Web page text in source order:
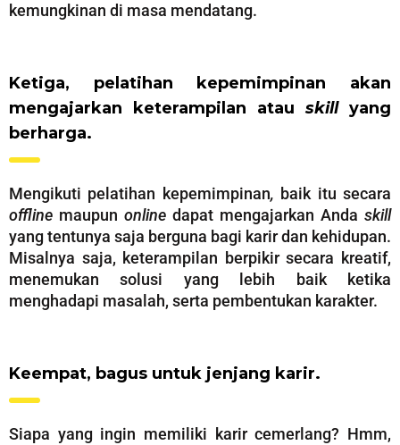
kemungkinan di masa mendatang.
Ketiga, pelatihan kepemimpinan akan
mengajarkan keterampilan atau skillyang
berharga.
Mengikuti pelatihan kepemimpinan, baik itu secara
offline maupun online dapat mengajarkan Anda skill
yang tentunya saja berguna bagi karir dan kehidupan.
Misalnya saja, keterampilan berpikir secara kreatif,
menemukan solusi yang lebih baik ketika
menghadapi masalah, serta pembentukan karakter.
Keempat, bagus untuk jenjang karir.
Siapa yang ingin memiliki karir cemerlang? Hmm,